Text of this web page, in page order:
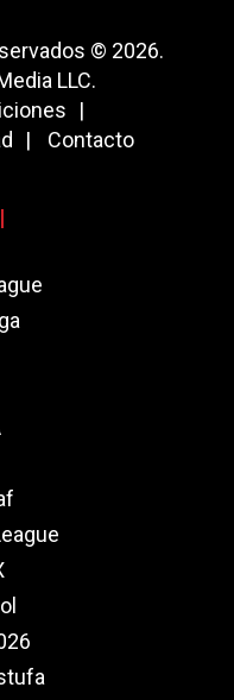
© 2026.
LLC.
Contacto